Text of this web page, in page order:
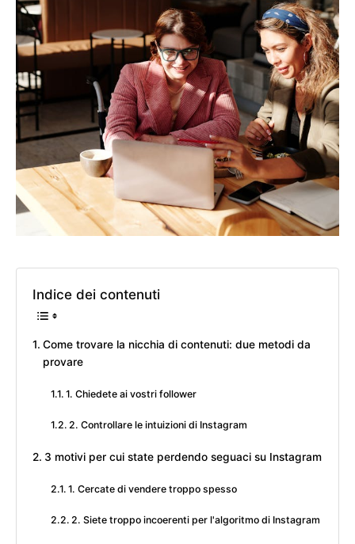
Indice dei contenuti
Come trovare la nicchia di contenuti: due metodi da
provare
1. Chiedete ai vostri follower
2. Controllare le intuizioni di Instagram
3 motivi per cui state perdendo seguaci su Instagram
1. Cercate di vendere troppo spesso
2. Siete troppo incoerenti per l'algoritmo di Instagram